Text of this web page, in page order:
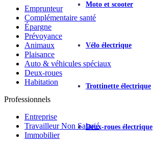
Moto et scooter
Vélo électrique
Trottinette électrique
Deux-roues électrique
Emprunteur
Complémentaire santé
Épargne
Prévoyance
Animaux
Plaisance
Auto & véhicules spéciaux
Deux-roues
Habitation
Professionnels
Entreprise
Travailleur Non Salarié
Immobilier